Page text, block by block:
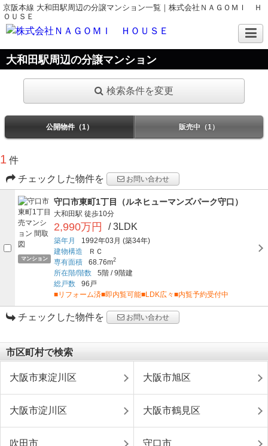
京阪本線 大和田駅周辺の分譲マンション一覧｜株式会社ＮＡＧＯＭＩ Ｈ
ＯＵＳＥ
大和田駅周辺の分譲マンション
検索条件を変更
公開物件（1） 販売中（1）
1 件
チェックした物件を
お問い合わせ
マンション
守口市東町1丁目（ルネヒューマンズパーク守口）
大和田駅 徒歩10分
2,990万円 / 3LDK
築年月 1992年03月 (築34年)
建物構造
ＲＣ
専有面積
68.76m2
所在階/階数 5階 /9階建
総戸数
96戸
■リフォーム済■即内覧可能■LDK広々■内覧予約受付中
チェックした物件を お問い合わせ
市区町村で検索
大阪市東淀川区 大阪市旭区
大阪市淀川区 大阪市鶴見区
吹田市 守口市